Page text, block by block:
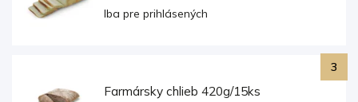
Iba pre prihlásených
Farmársky chlieb 420g/15ks